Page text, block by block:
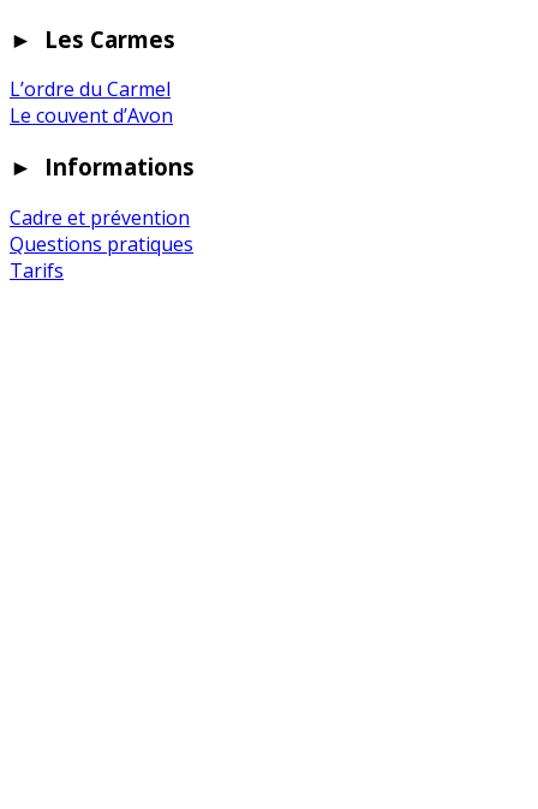
► Les Carmes
L’ordre du Carmel
Le couvent d’Avon
► Informations
Cadre et prévention
Questions pratiques
Tarifs